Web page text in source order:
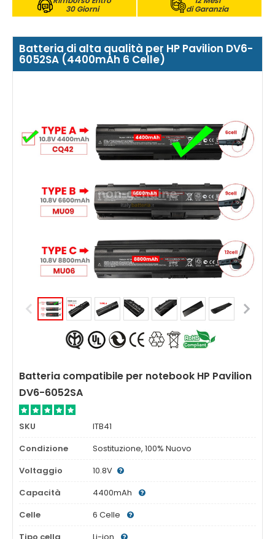
30 Giorni
di Garanzia
Batteria di alta qualità per HP Pavilion DV6-
6052SA (4400mAh 6 Celle)
Batteria compatibile per notebook HP Pavilion
DV6-6052SA
SKU
ITB41
Condizione
Sostituzione, 100% Nuovo
Voltaggio
10.8V
Capacità
4400mAh
Celle
6 Celle